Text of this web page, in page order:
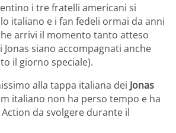
i tre fratelli americani si
italiano e i fan fedeli ormai da anni
arrivi il momento tanto atteso
siano accompagnati anche
il giorno speciale).
alla tappa italiana dei Jonas
italiano non ha perso tempo e ha
da svolgere durante il